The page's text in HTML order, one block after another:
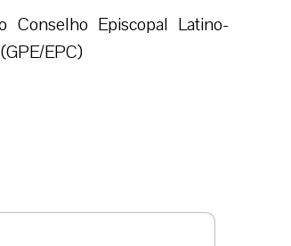
Conselho Episcopal Latino-
EPC)